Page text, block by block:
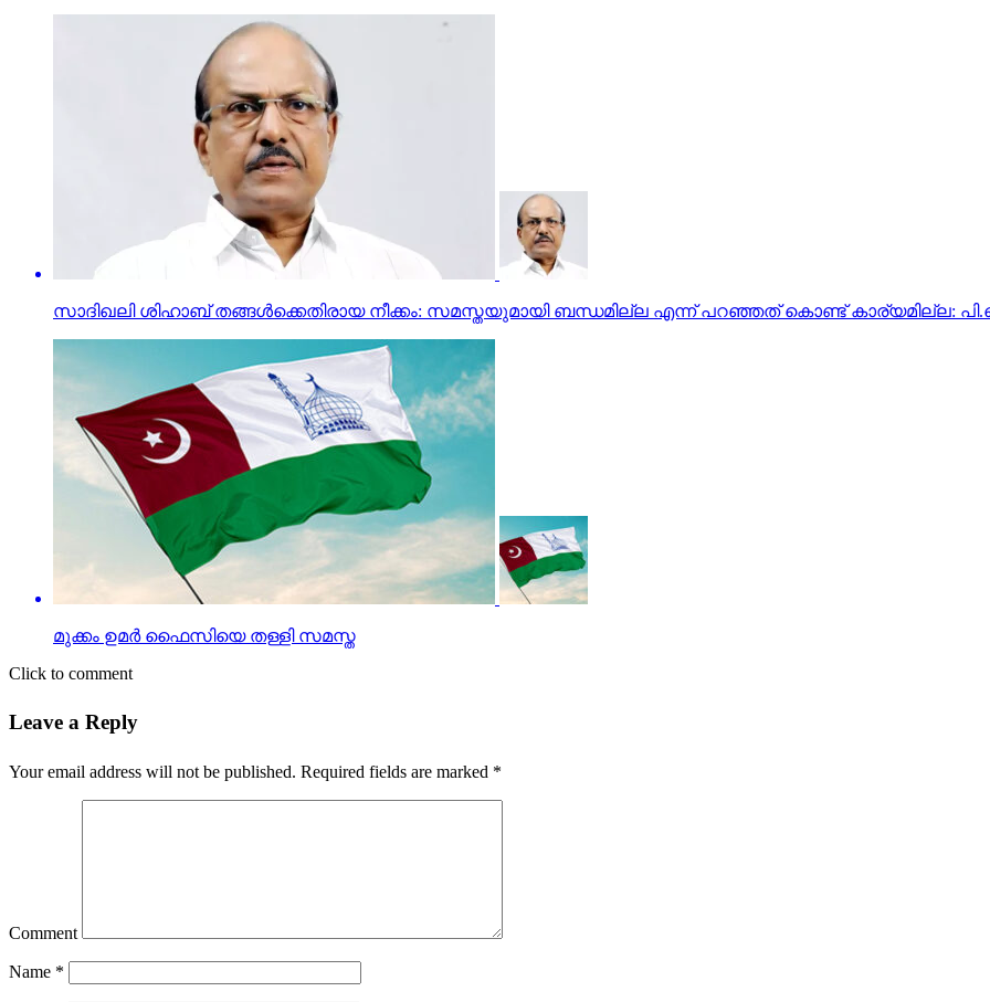
സാദിഖലി ശിഹാബ് തങ്ങള്‍ക്കെതിരായ നീക്കം: സമസ്തയുമായി ബന്ധമില്ല എന്ന് പറഞ്ഞത് കൊണ്ട് കാര്യമില്ല:
മുക്കം ഉമര്‍ ഫൈസിയെ തള്ളി സമസ്ത
Click to comment
Leave a Reply
Your email address will not be published. Required fields are marked *
Comment
Name *